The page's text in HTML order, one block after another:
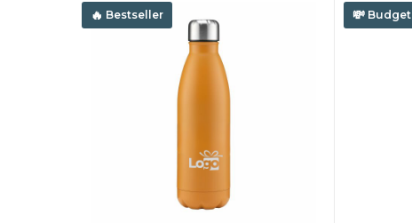
Bestseller Budget